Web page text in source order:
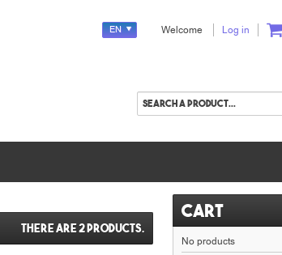
Welcome Log in
EN
There are 2 products.
Cart
No products